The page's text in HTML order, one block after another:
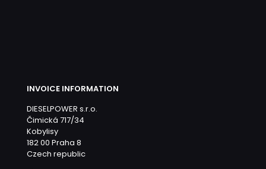
INVOICE INFORMATION
DIESELPOWER s.r.o.
Čimická 717/34
Kobylisy
182 00 Praha 8
Czech republic